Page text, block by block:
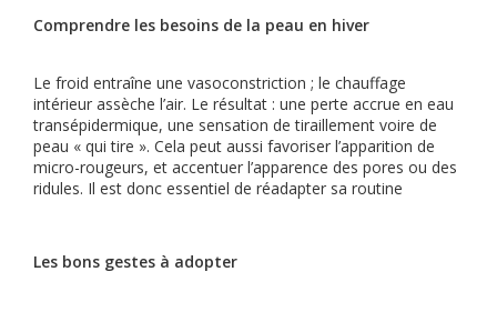
Comprendre les besoins de la peau en hiver
Le froid entraîne une vasoconstriction ; le chauffage
intérieur assèche l’air. Le résultat : une perte accrue en eau
transépidermique, une sensation de tiraillement voire de
peau « qui tire ». Cela peut aussi favoriser l’apparition de
micro-rougeurs, et accentuer l’apparence des pores ou des
ridules. Il est donc essentiel de réadapter sa routine
Les bons gestes à adopter